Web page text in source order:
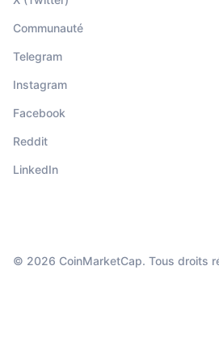
Communauté
Telegram
Instagram
Facebook
Reddit
LinkedIn
© 2026 CoinMarketCap. Tous droits